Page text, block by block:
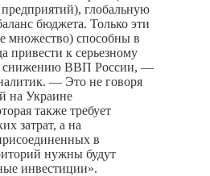
глобальную
бюджета. Только эти
множество) способны в
привести к серьезному
снижению ВВП России, —
— Это не говоря
на Украине
также требует
затрат, а на
в
нужны будут
инвестиции».